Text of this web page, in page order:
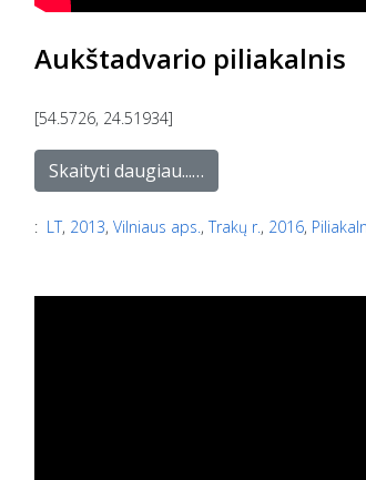
Aukštadvario piliakalnis
[54.5726, 24.51934]
Skaityti daugiau...…
: LT, 2013, Vilniaus aps., Trakų r., 2016,